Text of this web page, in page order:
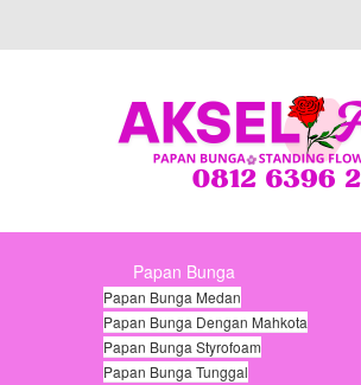
Papan Bunga
Papan Bunga Medan
Papan Bunga Dengan Mahkota
Papan Bunga Styrofoam
Papan Bunga Tunggal